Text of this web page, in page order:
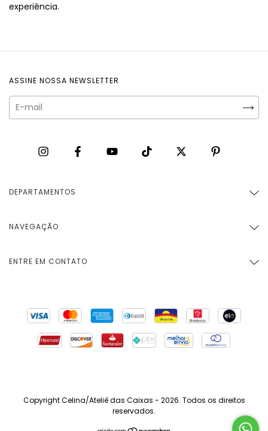
experiência.
ASSINE NOSSA NEWSLETTER
DEPARTAMENTOS
NAVEGAÇÃO
ENTRE EM CONTATO
Copyright Celina/Ateliê das Caixas - 2026. Todos os direitos
reservados.